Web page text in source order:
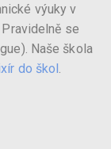
výuky v
se
Naše škola
do škol